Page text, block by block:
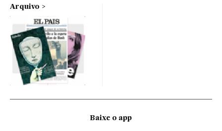
Arquivo
Baixe o app